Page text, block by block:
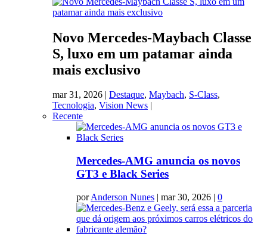
Novo Mercedes-Maybach Classe
S, luxo em um patamar ainda
mais exclusivo
mar 31, 2026 | Destaque, Maybach, S-Class,
Tecnologia, Vision News |
Recente
Mercedes-AMG anuncia os novos
GT3 e Black Series
porAnderson Nunes | mar 30, 2026 | 0